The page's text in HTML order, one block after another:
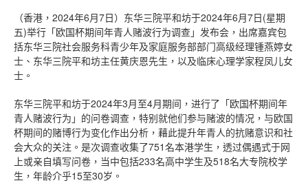
（香港，2024年6月7日）东华三院平和坊于2024年6月7日(星期
五)举行「欧国杯期间年青人赌波行为调查」发布会，出席嘉宾包
括东华三院社会服务科青少年及家庭服务部部门高级经理锺燕婷女
士、东华三院平和坊主任黄庆恩先生，以及临床心理学家程凤儿女
士。
东华三院平和坊于2024年3月至4月期间，进行了「欧国杯期间年
青人赌波行为」的问卷调查，特别就他们参与赌波的情况，与欧国
杯期间的赌博行为变化作出分析，藉此提升年青人的抗赌意识和社
会大众的关注。是次调查收集了751名本港学生，透过偶遇式于网
上或亲自填写问卷，当中包括233名高中学生及518名大专院校学
生，年龄介乎15至30岁。